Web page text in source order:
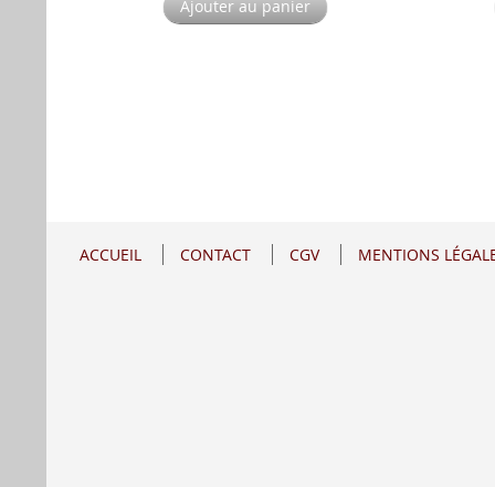
Ajouter au panier
ACCUEIL CONTACT CGV MENTIONS